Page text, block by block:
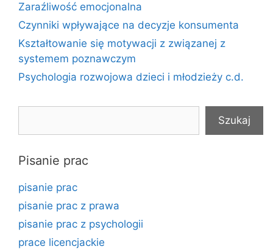
Zaraźliwość emocjonalna
Czynniki wpływające na decyzje konsumenta
Kształtowanie się motywacji z związanej z
systemem poznawczym
Psychologia rozwojowa dzieci i młodzieży c.d.
Szukaj
Pisanie prac
pisanie prac
pisanie prac z prawa
pisanie prac z psychologii
prace licencjackie